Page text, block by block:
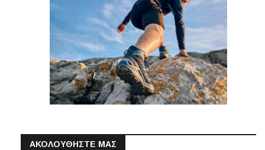
ΑΚΟΛΟΥΘΗΣΤΕ ΜΑΣ